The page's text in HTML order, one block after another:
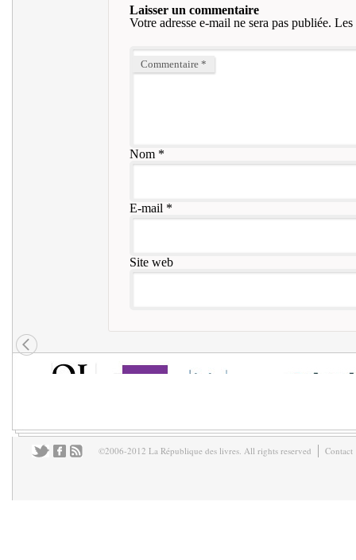
Laisser un commentaire
Votre adresse e-mail ne sera pas publiée. Les
Commentaire *
Nom*
E-mail *
Site web
©2006-2012 La République des livres. All rights reserved Contact